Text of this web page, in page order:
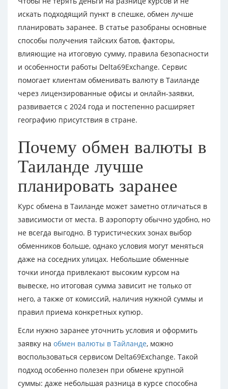
искать подходящий пункт в спешке, обмен лучше
планировать заранее. В статье разобраны основные
способы получения тайских батов, факторы,
влияющие на итоговую сумму, правила безопасности
и особенности работы Delta69Exchange. Сервис
помогает клиентам обменивать валюту в Таиланде
через лицензированные офисы и онлайн-заявки,
развивается с 2024 года и постепенно расширяет
географию присутствия в стране.
Почему обмен валюты в
Таиланде лучше
планировать заранее
Курс обмена в Таиланде может заметно отличаться в
зависимости от места. В аэропорту обычно удобно, но
не всегда выгодно. В туристических зонах выбор
обменников больше, однако условия могут меняться
даже на соседних улицах. Небольшие обменные
точки иногда привлекают высоким курсом на
вывеске, но итоговая сумма зависит не только от
него, а также от комиссий, наличия нужной суммы и
правил приема конкретных купюр.
Если нужно заранее уточнить условия и оформить
заявку на обмен валюты в Тайланде, можно
воспользоваться сервисом Delta69Exchange. Такой
подход особенно полезен при обмене крупной
суммы: даже небольшая разница в курсе способна